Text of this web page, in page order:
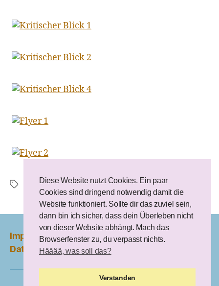
Schlagwörter
Simone Vöhse,Umbau,Ute Haselmaier
Impressum und Disclaimer
Datenschutzerklärung
Diese Website nutzt Cookies. Ein paar
Cookies sind dringend notwendig damit die
Website funktioniert. Sollte dir das zuviel sein,
dann bin ich sicher, dass dein Überleben nicht
von dieser Website abhängt. Mach das
Browserfenster zu, du verpasst nichts.
Hääää, was soll das?
Verstanden